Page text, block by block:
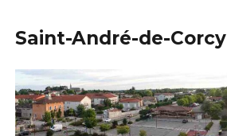
Saint-André-de-Corcy